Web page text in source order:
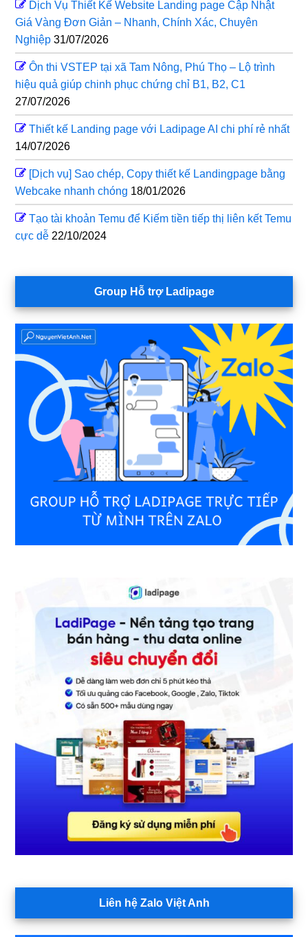
Dịch Vụ Thiết Kế Website Landing page Cập Nhật
Giá Vàng Đơn Giản – Nhanh, Chính Xác, Chuyên
Nghiệp 31/07/2026
Ôn thi VSTEP tại xã Tam Nông, Phú Thọ – Lộ trình
hiệu quả giúp chinh phục chứng chỉ B1, B2, C1
27/07/2026
Thiết kế Landing page với Ladipage AI chi phí rẻ nhất
14/07/2026
[Dịch vụ] Sao chép, Copy thiết kế Landingpage bằng
Webcake nhanh chóng 18/01/2026
Tạo tài khoản Temu để Kiếm tiền tiếp thị liên kết Temu
cực dễ 22/10/2024
Group Hỗ trợ Ladipage
Liên hệ Zalo Việt Anh